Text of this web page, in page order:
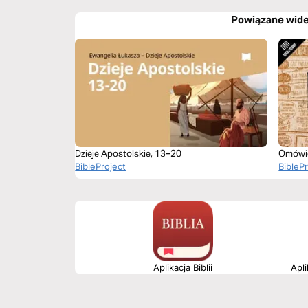
Powiązane
Dzieje Apostolskie, 13–20
BibleProject
Aplikacja Biblii